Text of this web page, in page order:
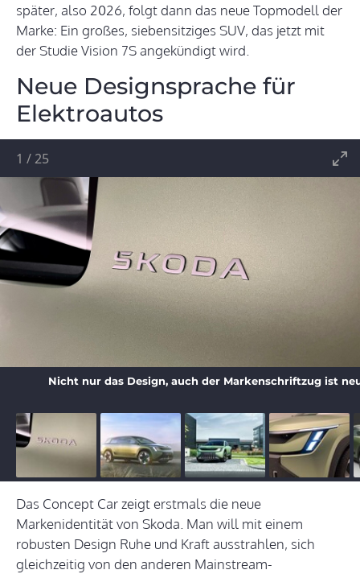
später, also 2026, folgt dann das neue Topmodell der
Marke: Ein großes, siebensitziges SUV, das jetzt mit
der Studie Vision 7S angekündigt wird.
Neue Designsprache für
Elektroautos
Nicht nur das Design, auch der Markenschriftzug ist
1 /25
Das Concept Car zeigt erstmals die neue
Markenidentität von Skoda. Man will mit einem
robusten Design Ruhe und Kraft ausstrahlen, sich
gleichzeitig von den anderen Mainstream-